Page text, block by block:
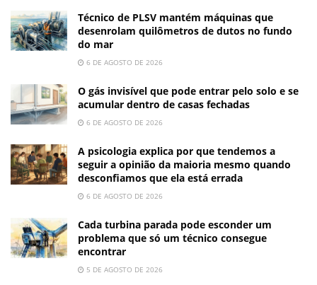
Técnico de PLSV mantém máquinas que
desenrolam quilômetros de dutos no fundo
do mar
6 DE AGOSTO DE 2026
O gás invisível que pode entrar pelo solo e se
acumular dentro de casas fechadas
6 DE AGOSTO DE 2026
A psicologia explica por que tendemos a
seguir a opinião da maioria mesmo quando
desconfiamos que ela está errada
6 DE AGOSTO DE 2026
Cada turbina parada pode esconder um
problema que só um técnico consegue
encontrar
5 DE AGOSTO DE 2026